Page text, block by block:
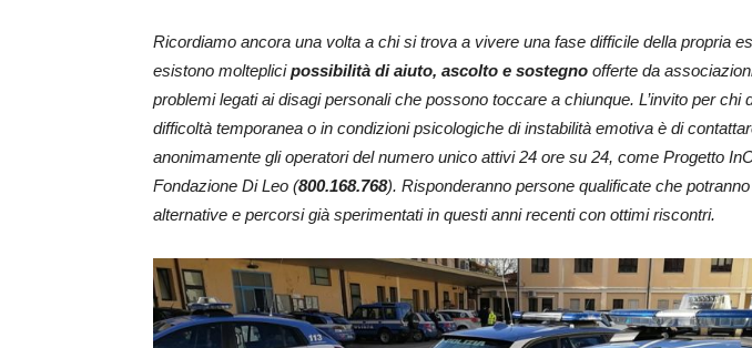
Ricordiamo ancora una volta a chi si trova a vivere una fase difficile della propria
esistono molteplicipossibilità di aiuto, ascolto e sostegno offerte da
problemi legati ai disagi personali che possono toccare a chiunque. L’invito per chi
difficoltà temporanea o in condizioni psicologiche di instabilità emotiva è di
anonimamente gli operatori del numero unico attivi 24 ore su 24, come Progetto
Fondazione Di Leo (800.168.768). Risponderanno persone qualificate che
alternative e percorsi già sperimentati in questi anni recenti con ottimi riscontri.